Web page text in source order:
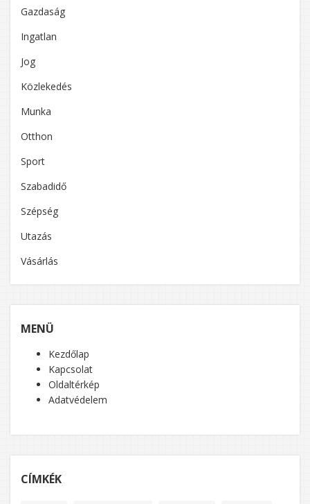
Gazdaság
Ingatlan
Jog
Közlekedés
Munka
Otthon
Sport
Szabadidő
Szépség
Utazás
Vásárlás
MENÜ
Kezdőlap
Kapcsolat
Oldaltérkép
Adatvédelem
CÍMKÉK